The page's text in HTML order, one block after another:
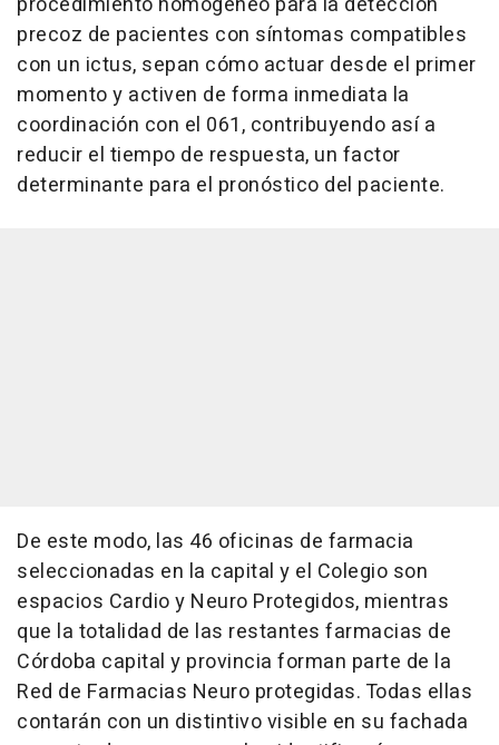
precoz de pacientes con síntomas compatibles
con un ictus, sepan cómo actuar desde el primer
momento y activen de forma inmediata la
coordinación con el 061, contribuyendo así a
reducir el tiempo de respuesta, un factor
determinante para el pronóstico del paciente.
De este modo, las 46 oficinas de farmacia
seleccionadas en la capital y el Colegio son
espacios Cardio y Neuro Protegidos, mientras
que la totalidad de las restantes farmacias de
Córdoba capital y provincia forman parte de la
Red de Farmacias Neuro protegidas. Todas ellas
contarán con un distintivo visible en su fachada